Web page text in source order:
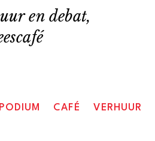
en debat,
CAFÉ VERHUUR